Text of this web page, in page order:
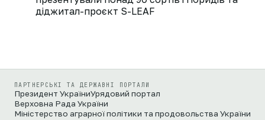
діджитал-проєкт S-LEAF
ПАРТНЕРСЬКІ ТА ДЕРЖАВНІ ПОРТАЛИ
Президент УкраїниУрядовий портал
Верховна Рада України
Міністерство аграрної політики та продовольства України